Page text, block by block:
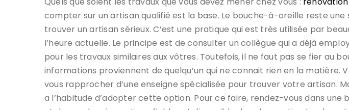
compter sur un artisan qualifié est la base. Le bouche-à-oreille reste
trouver un artisan sérieux. C’est une pratique qui est très utilisée par
l’heure actuelle. Le principe est de consulter un collègue qui a déjà
pour les travaux similaires aux vôtres. Toutefois, il ne faut pas se fier au
informations proviennent de quelqu’un qui ne connait rien en la matière.
vous rapprocher d’une enseigne spécialisée pour trouver votre artisan.
a l’habitude d’adopter cette option. Pour ce faire, rendez-vous dans une